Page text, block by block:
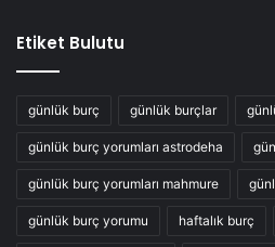
Etiket Bulutu
günlük burç günlük burçlar
günlük burç yorumları astrodeha
günlük burç yorumları mahmure
günlük burç yorumu haftalık burç